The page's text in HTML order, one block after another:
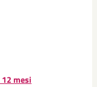
mesi